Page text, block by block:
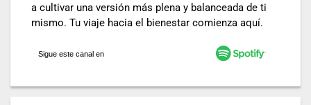
a cultivar una versión más plena y balanceada de ti
mismo. Tu viaje hacia el bienestar comienza aquí.
Sigue este canal en